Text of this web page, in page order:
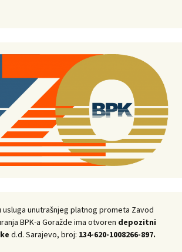
usluga unutrašnjeg platnog prometa Zavod
BPK-a Goražde ima otvoren depozitni
d.d. Sarajevo, broj: 134-620-1008266-897.